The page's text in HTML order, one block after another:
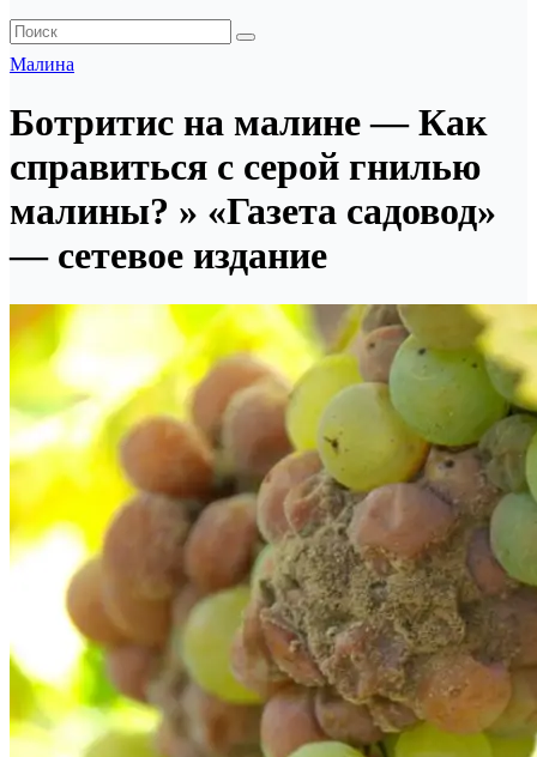
Малина
Ботритис на малине — Как
справиться с серой гнилью
малины? » «Газета садовод»
— сетевое издание